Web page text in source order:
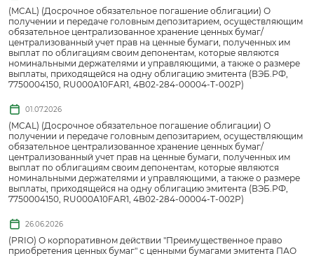
(MCAL) (Досрочное обязательное погашение облигации) О
получении и передаче головным депозитарием, осуществляющим
обязательное централизованное хранение ценных бумаг/
централизованный учет прав на ценные бумаги, полученных им
выплат по облигациям своим депонентам, которые являются
номинальными держателями и управляющими, а также о размере
выплаты, приходящейся на одну облигацию эмитента (ВЭБ.РФ,
7750004150, RU000A10FAR1, 4B02-284-00004-T-002P)
01.07.2026
(MCAL) (Досрочное обязательное погашение облигации) О
получении и передаче головным депозитарием, осуществляющим
обязательное централизованное хранение ценных бумаг/
централизованный учет прав на ценные бумаги, полученных им
выплат по облигациям своим депонентам, которые являются
номинальными держателями и управляющими, а также о размере
выплаты, приходящейся на одну облигацию эмитента (ВЭБ.РФ,
7750004150, RU000A10FAR1, 4B02-284-00004-T-002P)
26.06.2026
(PRIO) О корпоративном действии "Преимущественное право
приобретения ценных бумаг" с ценными бумагами эмитента ПАО